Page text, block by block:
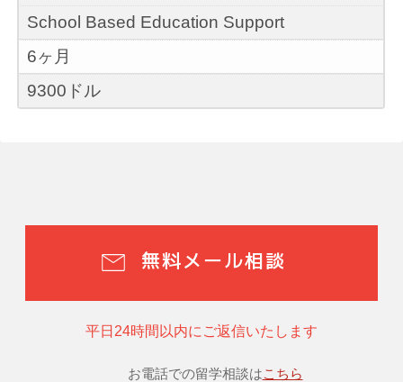
School Based Education Support
6ヶ月
9300ドル
無料メール相談
平日24時間以内にご返信いたします
お電話での留学相談はこちら